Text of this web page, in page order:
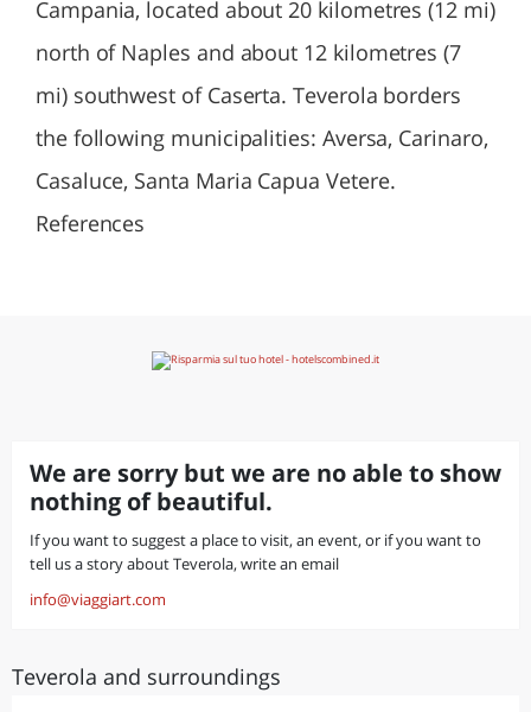
Campania, located about 20 kilometres (12 mi)
north of Naples and about 12 kilometres (7
mi) southwest of Caserta. Teverola borders
the following municipalities: Aversa, Carinaro,
Casaluce, Santa Maria Capua Vetere.
References
We are sorry but we are no able to show
nothing of beautiful.
If you want to suggest a place to visit, an event, or if you want to
tell us a story about Teverola, write an email
info@viaggiart.com
Teverola and surroundings